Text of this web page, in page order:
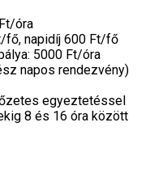
óra
fő, napidíj 600 Ft/fő
5000 Ft/óra
napos rendezvény)
egyeztetéssel
8 és 16 óra között